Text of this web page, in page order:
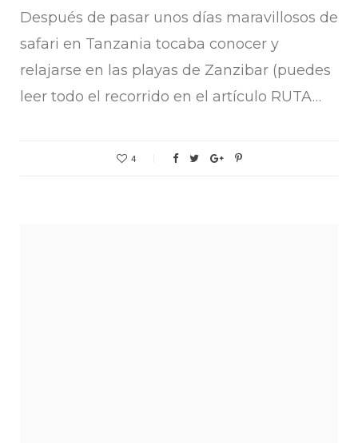
Después de pasar unos días maravillosos de
safari en Tanzania tocaba conocer y
relajarse en las playas de Zanzibar (puedes
leer todo el recorrido en el artículo RUTA…
4